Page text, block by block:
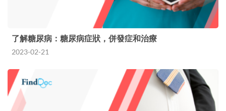
了解糖尿病：糖尿病症狀，併發症和治療
2023-02-21